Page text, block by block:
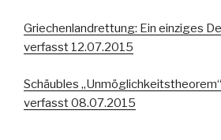
Griechenlandrettung: Ein einziges
verfasst 12.07.2015
Schäubles „Unmöglichkeitstheorem“
verfasst 08.07.2015